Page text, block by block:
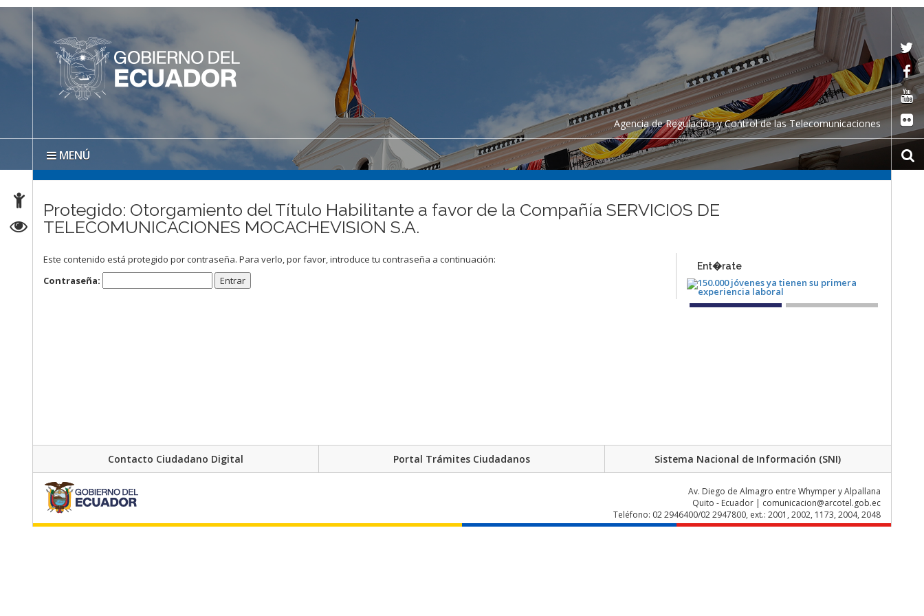
Agencia de Regulación y Control de las Telecomunicaciones
MENÚ
Protegido: Otorgamiento del Título Habilitante a favor de la Compañía SERVICIOS DE
TELECOMUNICACIONES MOCACHEVISION S.A.
Este contenido está protegido por contraseña. Para verlo, por favor, introduce tu contraseña a continuación:
Contraseña:
Ent�rate
Contacto Ciudadano Digital Portal Trámites Ciudadanos Sistema Nacional de Información (SNI)
Av. Diego de Almagro entre Whymper y Alpallana
Quito - Ecuador | comunicacion@arcotel.gob.ec
Teléfono: 02 2946400/02 2947800, ext.: 2001, 2002, 1173, 2004, 2048